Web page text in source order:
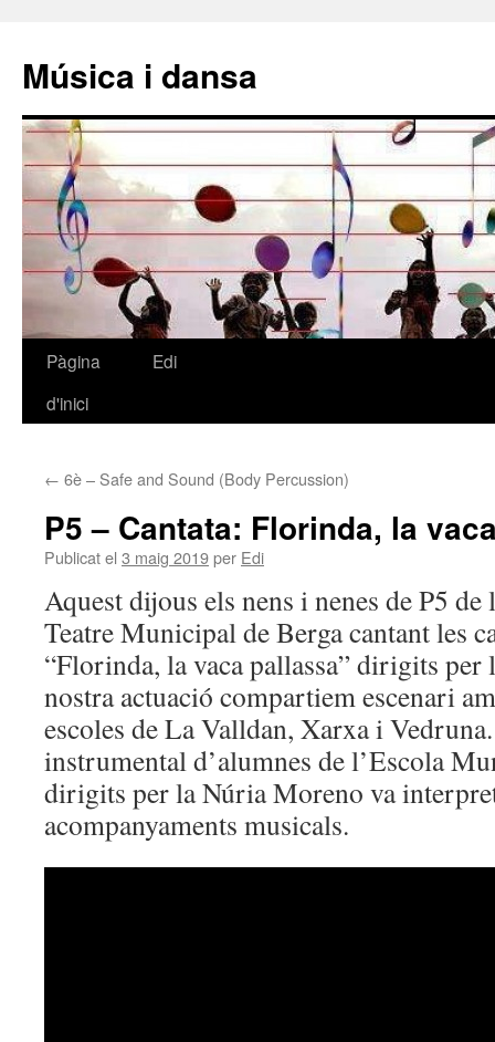
Música i dansa
Vés
Pàgina
d'inici
Edi
← 6è – Safe and Sound (Body Percussion)
P5 – Cantata: Florinda, la
Publicat el 3 maig 2019per Edi
Aquest dijous els nens i nenes de P5 de
Teatre Municipal de Berga cantant les
“Florinda, la vaca pallassa” dirigits per
nostra actuació compartiem escenari
escoles de La Valldan, Xarxa i
instrumental d’alumnes de l’Escola
dirigits per la Núria Moreno va
acompanyaments musicals.